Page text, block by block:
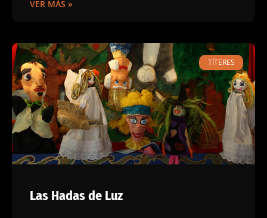
VER MÁS »
TÍTERES
Las Hadas de Luz